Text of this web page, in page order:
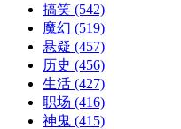
搞笑 (542)
魔幻 (519)
悬疑 (457)
历史 (456)
生活 (427)
职场 (416)
神鬼 (415)